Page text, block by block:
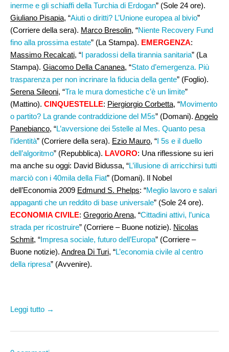
inerme e gli schiaffi della Turchia di Erdogan” (Sole 24 ore).
Giuliano Pisapia, “Aiuti o diritti? L’Unione europea al bivio”
(Corriere della sera). Marco Bresolin, “Niente Recovery Fund
fino alla prossima estate” (La Stampa). EMERGENZA:
Massimo Recalcati, “I paradossi della tirannia sanitaria” (La
Stampa). Giacomo Della Cananea, “Stato d’emergenza. Più
trasparenza per non incrinare la fiducia della gente” (Foglio).
Serena Sileoni, “Tra le mura domestiche c’è un limite”
(Mattino). CINQUESTELLE: Piergiorgio Corbetta, “Movimento
o partito? La grande contraddizione del M5s” (Domani). Angelo
Panebianco, “L’avversione dei 5stelle al Mes. Quanto pesa
l’identità” (Corriere della sera). Ezio Mauro, “I 5s e il duello
dell’algoritmo” (Repubblica). LAVORO: Una riflessione su ieri
ma anche su oggi: David Bidussa, “L’illusione di arricchirsi tutti
marciò con i 40mila della Fiat” (Domani). Il Nobel
dell’Economia 2009 Edmund S. Phelps: “Meglio lavoro e salari
appaganti che un reddito di base universale” (Sole 24 ore).
ECONOMIA CIVILE: Gregorio Arena, “Cittadini attivi, l’unica
strada per ricostruire” (Corriere – Buone notizie). Nicolas
Schmit, “Impresa sociale, futuro dell’Europa” (Corriere –
Buone notizie). Andrea Di Turi, “L’economia civile al centro
della ripresa” (Avvenire).
Leggi tutto →